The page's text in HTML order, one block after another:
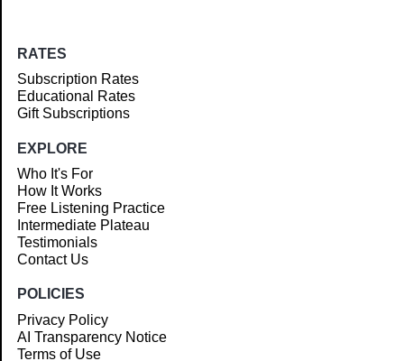
RATES
Subscription Rates
Educational Rates
Gift Subscriptions
EXPLORE
Who It's For
How It Works
Free Listening Practice
Intermediate Plateau
Testimonials
Contact Us
POLICIES
Privacy Policy
AI Transparency Notice
Terms of Use